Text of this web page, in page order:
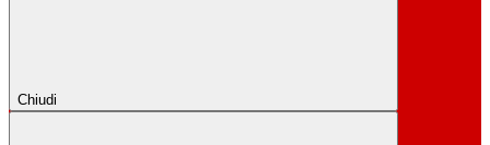
Chiudi